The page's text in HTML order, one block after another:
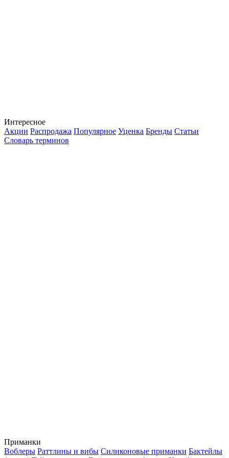
Интересное
Акции Распродажа Популярное Уценка Бренды Статьи
Словарь терминов
Приманки
Воблеры Раттлины и вибы Силиконовые приманки Бактейлы